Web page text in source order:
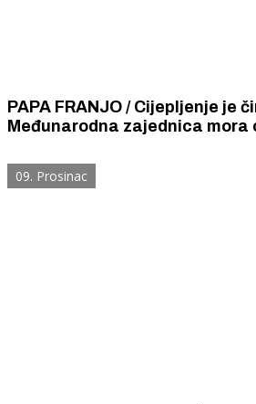
PAPA FRANJO / Cijepljenje je čin ljubavi.
Međunarodna zajednica mora
09. Prosinac